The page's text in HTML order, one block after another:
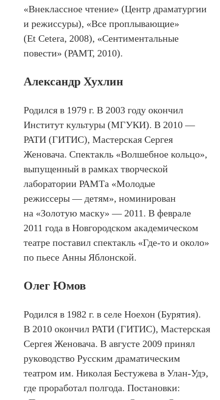
«Внеклассное чтение» (Центр драматургии
и режиссуры), «Все проплывающие»
(Et Cetera, 2008), «Сентиментальные
повести» (РАМТ, 2010).
Александр Хухлин
Родился в 1979 г. В 2003 году окончил
Институт культуры (МГУКИ). В 2010 —
РАТИ (ГИТИС), Мастерская Сергея
Женовача. Спектакль «Волшебное кольцо»,
выпущенный в рамках творческой
лаборатории РАМТа «Молодые
режиссеры — детям», номинирован
на «Золотую маску» — 2011. В феврале
2011 года в Новгородском академическом
театре поставил спектакль «Где-то и около»
по пьесе Анны Яблонской.
Олег Юмов
Родился в 1982 г. в селе Ноехон (Бурятия).
В 2010 окончил РАТИ (ГИТИС), Мастерская
Сергея Женовача. В августе 2009 принял
руководство Русским драматическим
театром им. Николая Бестужева в Улан-Удэ,
где проработал полгода. Постановки: